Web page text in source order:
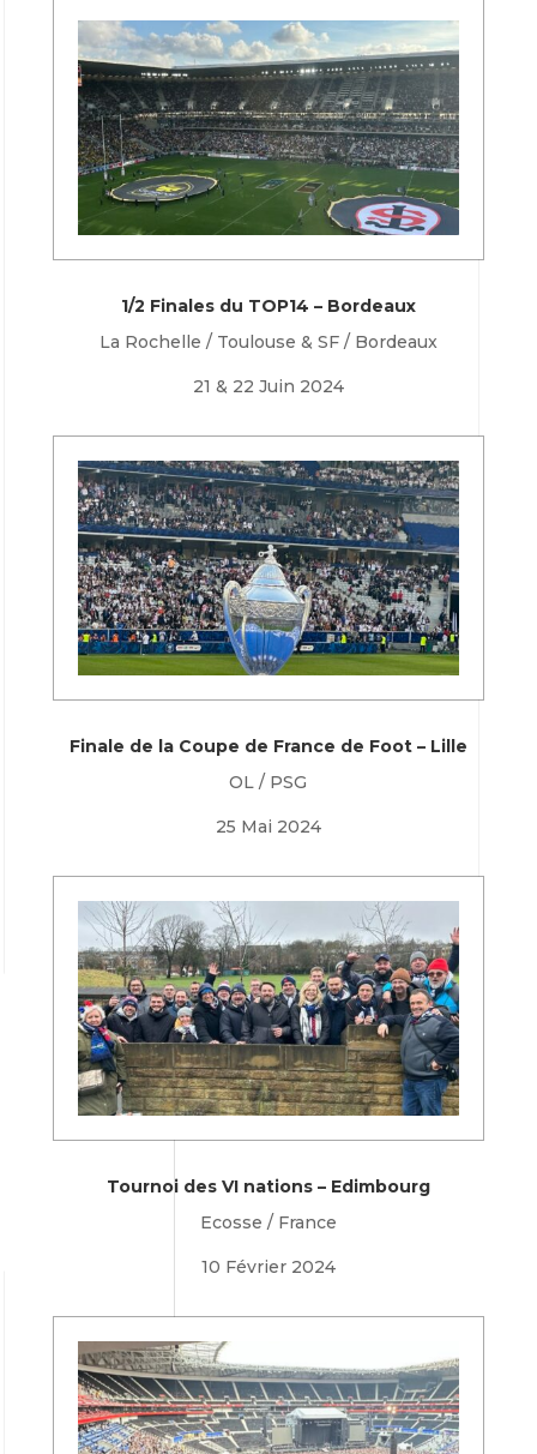
1/2 Finales du TOP14 – Bordeaux
La Rochelle / Toulouse & SF / Bordeaux
21 & 22 Juin 2024
Finale de la Coupe de France de Foot – Lille
OL / PSG
25 Mai 2024
Tournoi des VI nations – Edimbourg
Ecosse / France
10 Février 2024